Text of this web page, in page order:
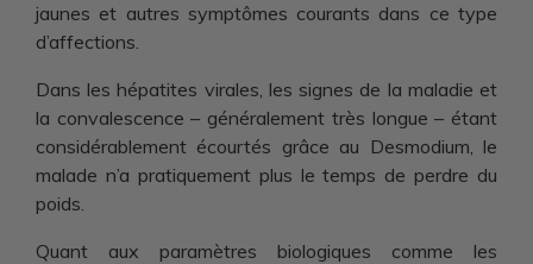
jaunes et autres symptômes courants dans ce type
d’affections.
Dans les hépatites virales, les signes de la maladie et
la convalescence – généralement très longue – étant
considérablement écourtés grâce au Desmodium, le
malade n’a pratiquement plus le temps de perdre du
poids.
Quant aux paramètres biologiques comme les